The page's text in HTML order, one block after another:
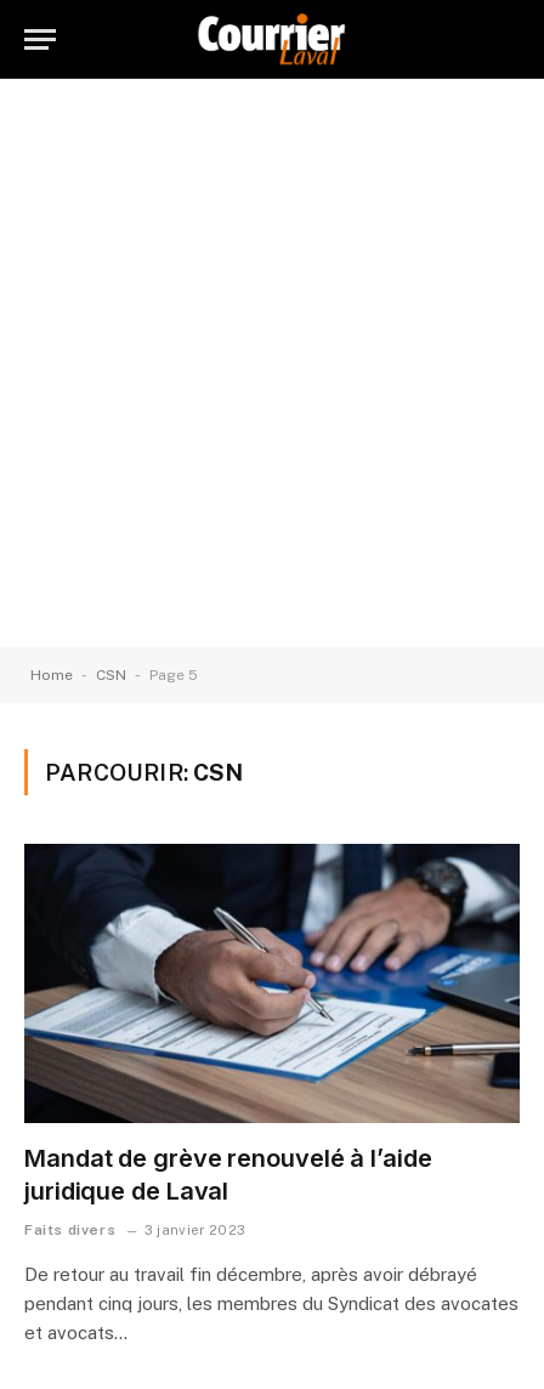
Home - CSN - Page 5
PARCOURIR: CSN
Mandat de grève renouvelé à l’aide
juridique de Laval
Faits divers 3 janvier 2023
De retour au travail fin décembre, après avoir débrayé
pendant cinq jours, les membres du Syndicat des avocates
et avocats…